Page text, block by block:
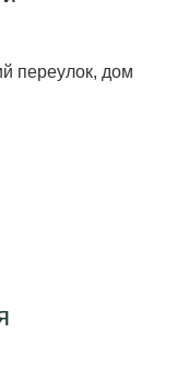
переулок, дом